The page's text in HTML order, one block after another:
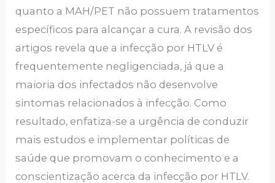
quanto a MAH/PET não possuem tratamentos
específicos para alcançar a cura. A revisão dos
artigos revela que a infecção por HTLV é
frequentemente negligenciada, já que a
maioria dos infectados não desenvolve
sintomas relacionados à infecção. Como
resultado, enfatiza-se a urgência de conduzir
mais estudos e implementar políticas de
saúde que promovam o conhecimento e a
conscientização acerca da infecção por HTLV.